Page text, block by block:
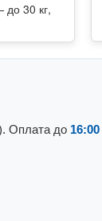
30 кг,
Оплата до 16:00